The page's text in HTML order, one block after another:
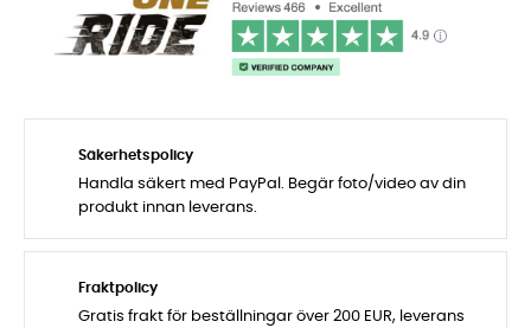
Säkerhetspolicy
Handla säkert med PayPal. Begär foto/video av din
produkt innan leverans.
Fraktpolicy
Gratis frakt för beställningar över 200 EUR, leverans